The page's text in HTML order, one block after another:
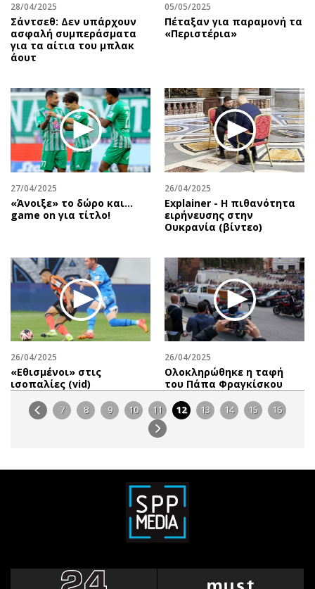
28/04/2025
Σάντσεθ: Δεν υπάρχουν
ασφαλή συμπεράσματα
για τα αίτια του μπλακ
άουτ
05/05/2025
Πέταξαν για παραμονή τα
«Περιστέρια»
27/04/2025
«Άνοιξε» το δώρο και…
game on για τίτλο!
26/04/2025
Explainer - Η πιθανότητα
ειρήνευσης στην
Ουκρανία (βίντεο)
26/04/2025
«Εθισμένοι» στις
ισοπαλίες (vid)
26/04/2025
Ολοκληρώθηκε η ταφή
του Πάπα Φραγκίσκου
7 8 9 10 11 12 13 14 15 16